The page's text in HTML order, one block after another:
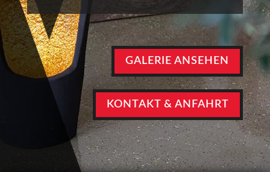
GALERIE ANSEHEN
KONTAKT & ANFAHRT